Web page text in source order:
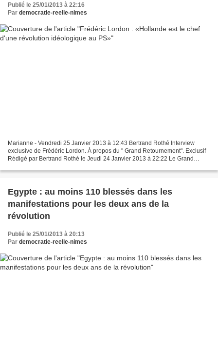
Publié le 25/01/2013 à 22:16
Par democratie-reelle-nimes
Marianne - Vendredi 25 Janvier 2013 à 12:43 Bertrand Rothé Interview
exclusive de Frédéric Lordon. À propos du " Grand Retournement". Exclusif
Rédigé par Bertrand Rothé le Jeudi 24 Janvier 2013 à 22:22 Le Grand
Egypte : au moins 110 blessés dans les
manifestations pour les deux ans de la
révolution
Publié le 25/01/2013 à 20:13
Par democratie-reelle-nimes